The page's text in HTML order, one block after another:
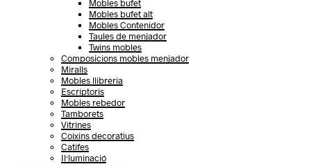
Mobles bufet
Mobles bufet alt
Mobles Contenidor
Taules de menjador
Twins mobles
Composicions mobles menjador
Miralls
Mobles llibreria
Escriptoris
Mobles rebedor
Tamborets
Vitrines
Coixins decoratius
Catifes
Il·luminació